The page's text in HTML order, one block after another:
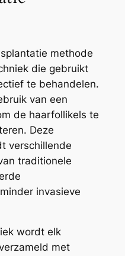
methode
die gebruikt
te behandelen.
van een
de haarfollikels te
Deze
verschillende
traditionele
invasieve
wordt elk
met